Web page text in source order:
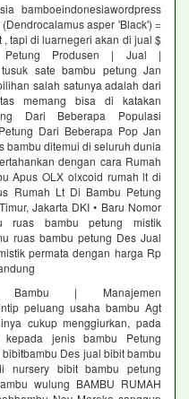
bamboeindonesiawordpress
asper 'Black') =
tapi di luarnegeri akan di jual $
Produsen | Jual |
sate bambu petung Jan
salah satunya adalah dari
memang bisa di katakan
Dari Beberapa Populasi
Dari Beberapa Pop Jan
bambu ditemui di seluruh dunia
dengan cara Rumah
Apus OLX olxcoid rumah lt di
Rumah Lt Di Bambu Petung
Jakarta DKI • Baru Nomor
ruas bambu petung mistik
ruas bambu petung Des Jual
permata dengan harga Rp
Bambu | Manajemen
peluang usaha bambu Agt
cukup menggiurkan, pada
jenis bambu Petung
Des jual bibit bambu
nursery bibit bambu petung
wulung BAMBU RUMAH